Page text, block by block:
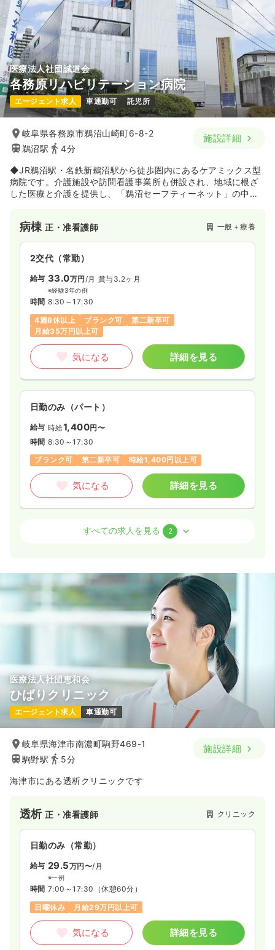
医療法人社団誠道会
各務原リハビリテーション病院
エージェント求人 車通勤可 託児所
岐阜県各務原市鵜沼山崎町6-8-2
鵜沼駅
4分
施設詳細
◆JR鵜沼駅・名鉄新鵜沼駅から徒歩圏内にあるケアミックス型
病院です。介護施設や訪問看護事業所も併設され、地域に根ざ
した医療と介護を提供し、「鵜沼セーフティーネット」の中核
組んでいます。
病棟正・准看護師 一般＋療養
2交代（常勤）
給与 33.0万円/月 賞与3.2ヶ月
※経験3年の例
時間 8:30～17:30
4週8休以上
ブランク可
第二新卒可
月給35万円以上可
気になる 詳細を見る
日勤のみ（パート）
給与 時給1,400円〜
時間 8:30～17:30
ブランク可
第二新卒可 時給1,400円以上可
気になる 詳細を見る
正・准看護師
/月 賞与3.4ヶ月
※経験6年の例
時間
8:00～17:00
第二新卒可
気になる 詳細を見る
外来 正看護師 一般＋療養
日勤のみ（パート） 一時募集休止
給与 時給1,200円〜
時間 8:30～12:00
ブランク可
第二新卒可 時給1,200円以上可
気になる 詳細を見る
すべての求人を見る 2
医療法人社団恵和会
ひばりクリニック
エージェント求人 車通勤可
岐阜県海津市南濃町駒野469-1
駒野駅
5分
施設詳細
海津市にある透析クリニックです
透析正・准看護師 クリニック
日勤のみ（常勤）
給与 29.5万円〜/月
※一例
時間 7:00～17:30 （休憩60分）
日曜休み
月給29万円以上可
気になる 詳細を見る